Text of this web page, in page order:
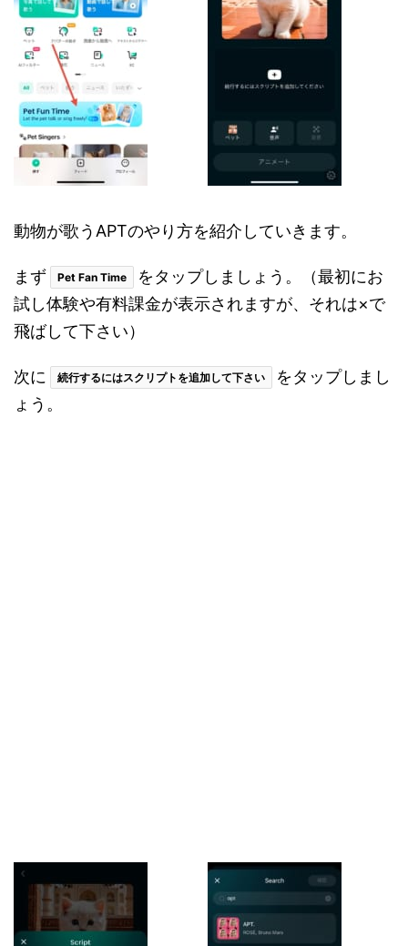
動物が歌うAPTのやり方を紹介していきます。
まず Pet Fan Time
をタップしましょう。（最初にお
試し体験や有料課金が表示されますが、それは×で
飛ばして下さい）
次に 続行するにはスクリプトを追加して下さい
をタップしまし
ょう。